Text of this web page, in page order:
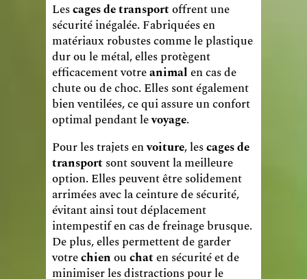
Lescages de transportoffrent une
sécurité inégalée. Fabriquées en
matériaux robustes comme le plastique
dur ou le métal, elles protègent
efficacement votreanimalen cas de
chute ou de choc. Elles sont également
bien ventilées, ce qui assure un confort
optimal pendant levoyage.
Pour les trajets envoiture, lescages de
transportsont souvent la meilleure
option. Elles peuvent être solidement
arrimées avec la ceinture de sécurité,
évitant ainsi tout déplacement
intempestif en cas de freinage brusque.
De plus, elles permettent de garder
votrechienouchaten sécurité et de
minimiser les distractions pour le